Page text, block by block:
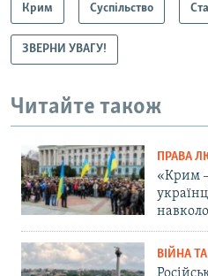
Крим Суспільство
ЗВЕРНИ УВАГУ!
Читайте також
ПРАВА
«Крим
ВІЙНА